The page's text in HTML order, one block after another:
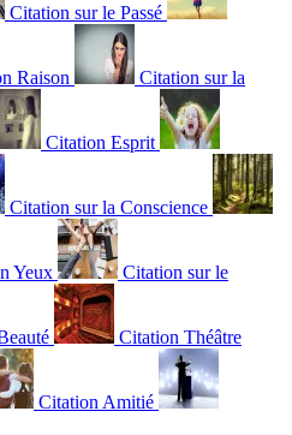
Citation sur le Passé
Raison Citation sur la
Citation Esprit
Citation sur la Conscience
Yeux Citation sur le
Citation Théâtre
Citation Amitié